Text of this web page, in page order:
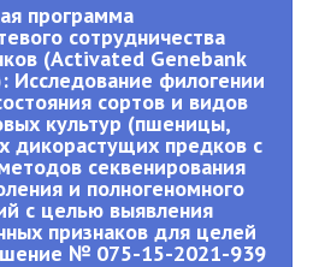
программа
сотрудничества
(Activated Genebank
Исследование филогении
сортов и видов
культур (пшеницы,
дикорастущих предков с
секвенирования
и полногеномного
с целью выявления
признаков для целей
№ 075-15-2021-939